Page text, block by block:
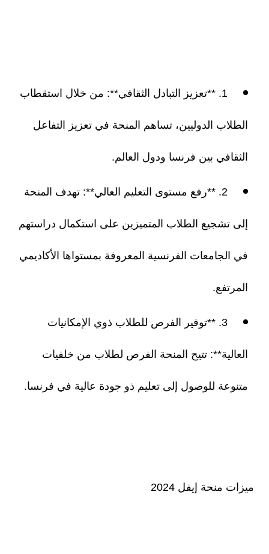
1. **تعزيز التبادل الثقافي**: من خلال استقطاب
الطلاب الدوليين، تساهم المنحة في تعزيز التفاعل
الثقافي بين فرنسا ودول العالم.
2. **رفع مستوى التعليم العالي**: تهدف المنحة
إلى تشجيع الطلاب المتميزين على استكمال دراستهم
في الجامعات الفرنسية المعروفة بمستواها الأكاديمي
المرتفع.
3. **توفير الفرص للطلاب ذوي الإمكانيات
العالية**: تتيح المنحة الفرص لطلاب من خلفيات
متنوعة للوصول إلى تعليم ذو جودة عالية في فرنسا.
ميزات منحة إيفل 2024